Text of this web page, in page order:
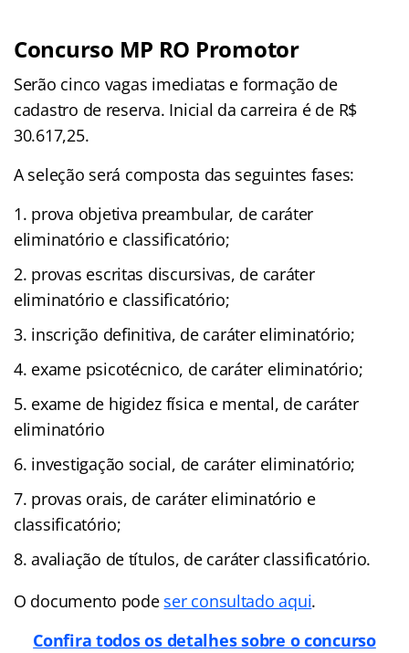
Concurso MP RO Promotor
Serão cinco vagas imediatas e formação de
cadastro de reserva. Inicial da carreira é de R$
30.617,25.
A seleção será composta das seguintes fases:
prova objetiva preambular, de caráter
eliminatório e classificatório;
provas escritas discursivas, de caráter
eliminatório e classificatório;
inscrição definitiva, de caráter eliminatório;
exame psicotécnico, de caráter eliminatório;
exame de higidez física e mental, de caráter
eliminatório
investigação social, de caráter eliminatório;
provas orais, de caráter eliminatório e
classificatório;
avaliação de títulos, de caráter classificatório.
O documento pode ser consultado aqui.
Confira todos os detalhes sobre o concurso